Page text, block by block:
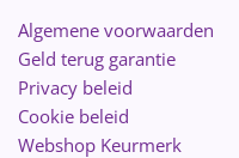
Algemene voorwaarden
Geld terug garantie
Privacy beleid
Cookie beleid
Webshop Keurmerk